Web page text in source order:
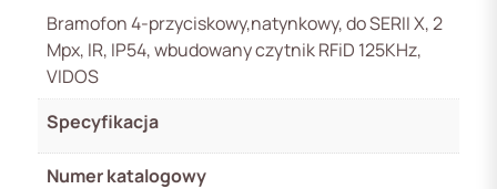
Bramofon 4-przyciskowy,natynkowy, do SERII X, 2
Mpx, IR, IP54, wbudowany czytnik RFiD 125KHz,
VIDOS
Specyfikacja
Numer katalogowy